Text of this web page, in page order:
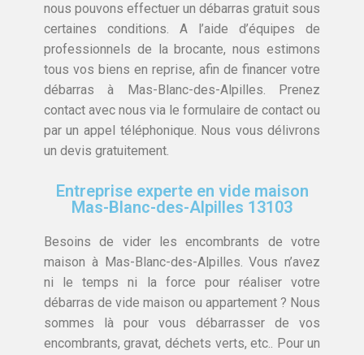
nous pouvons effectuer un débarras gratuit sous
certaines conditions. A l’aide d’équipes de
professionnels de la brocante, nous estimons
tous vos biens en reprise, afin de financer votre
débarras à Mas-Blanc-des-Alpilles. Prenez
contact avec nous via le formulaire de contact ou
par un appel téléphonique. Nous vous délivrons
un devis gratuitement.
Entreprise experte en vide maison
Mas-Blanc-des-Alpilles 13103
Besoins de vider les encombrants de votre
maison à Mas-Blanc-des-Alpilles. Vous n’avez
ni le temps ni la force pour réaliser votre
débarras de vide maison ou appartement ? Nous
sommes là pour vous débarrasser de vos
encombrants, gravat, déchets verts, etc.. Pour un